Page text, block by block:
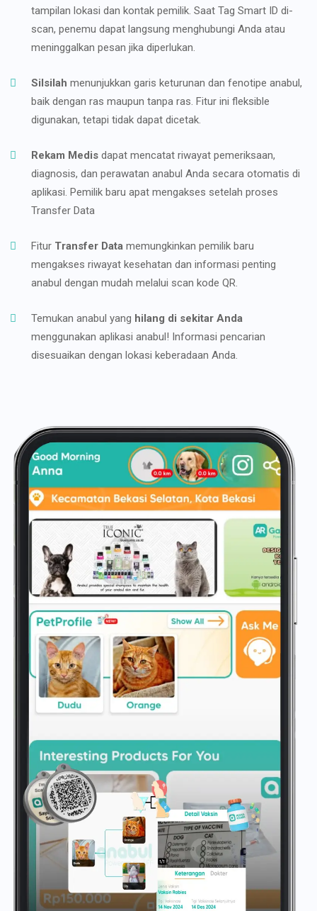
tampilan lokasi dan kontak pemilik. Saat Tag Smart ID di-
scan, penemu dapat langsung menghubungi Anda atau
meninggalkan pesan jika diperlukan.
Silsilah menunjukkan garis keturunan dan fenotipe anabul,
baik dengan ras maupun tanpa ras. Fitur ini fleksible
digunakan, tetapi tidak dapat dicetak.
Rekam Medis dapat mencatat riwayat pemeriksaan,
diagnosis, dan perawatan anabul Anda secara otomatis di
aplikasi. Pemilik baru apat mengakses setelah proses
Transfer Data
Fitur Transfer Data memungkinkan pemilik baru
mengakses riwayat kesehatan dan informasi penting
anabul dengan mudah melalui scan kode QR.
Temukan anabul yang hilang di sekitar Anda
menggunakan aplikasi anabul! Informasi pencarian
disesuaikan dengan lokasi keberadaan Anda.